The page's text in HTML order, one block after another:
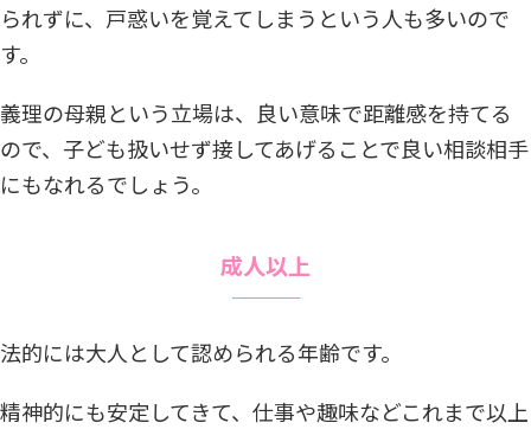
られずに、戸惑いを覚えてしまうという人も多いので
す。
義理の母親という立場は、良い意味で距離感を持てる
ので、子ども扱いせず接してあげることで良い相談相手
にもなれるでしょう。
成人以上
法的には大人として認められる年齢です。
精神的にも安定してきて、仕事や趣味などこれまで以上